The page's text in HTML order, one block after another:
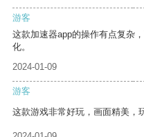
游客
这款加速器app的操作有点复杂
化。
2024-01-09
游客
这款游戏非常好玩，画面精美，